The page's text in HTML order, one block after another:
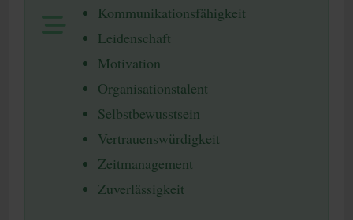
Kommunikationsfähigkeit
Leidenschaft
Motivation
Organisationstalent
Selbstbewusstsein
Vertrauenswürdigkeit
Zeitmanagement
Zuverlässigkeit